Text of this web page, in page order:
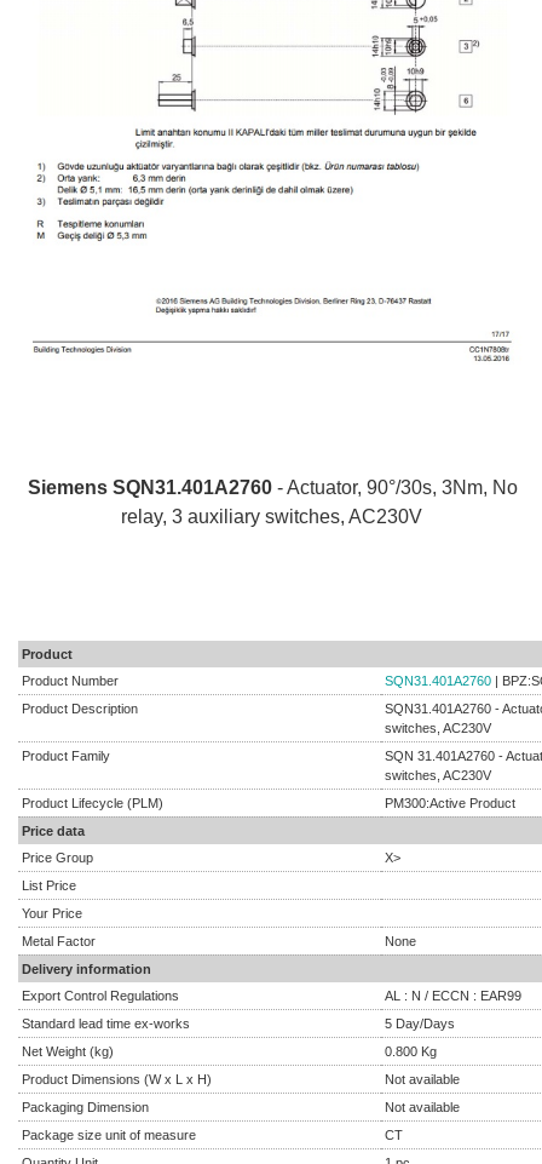
Siemens SQN31.401A2760 - Actuator, 90°/30s, 3Nm, No
relay, 3 auxiliary switches, AC230V
Product
Product Number
SQN31.401A2760 |
Product Description
SQN31.401A2760 -
switches, AC230V
Product Family
SQN 31.401A2760 -
switches, AC230V
Product Lifecycle (PLM)
PM300:Active Product
Price data
Price Group
X>
List Price
Your Price
Metal Factor
None
Delivery information
Export Control Regulations
AL : N / ECCN : EAR99
Standard lead time ex-works
5 Day/Days
Net Weight (kg)
0.800 Kg
Product Dimensions (W x L x H)
Not available
Packaging Dimension
Not available
Package size unit of measure
CT